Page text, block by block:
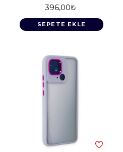
396,00₺
SEPETE EKLE